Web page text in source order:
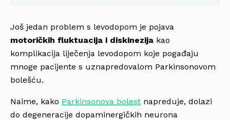
Još jedan problem s levodopom je pojava
motoričkih fluktuacija i diskinezija kao
komplikacija liječenja levodopom koje pogađaju
mnoge pacijente s uznapredovalom Parkinsonovom
bolešću.
Naime, kako Parkinsonova bolest napreduje, dolazi
do degeneracije dopaminergičkih neurona